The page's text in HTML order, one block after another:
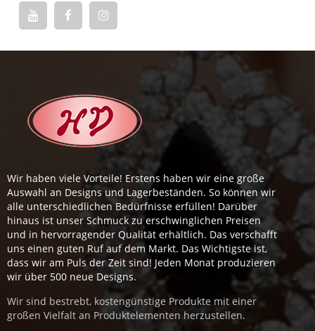
Wir haben viele Vorteile! Erstens haben wir eine große
Auswahl an Designs und Lagerbeständen. So können wir
alle unterschiedlichen Bedürfnisse erfüllen! Darüber
hinaus ist unser Schmuck zu erschwinglichen Preisen
und in hervorragender Qualität erhältlich. Das verschafft
uns einen guten Ruf auf dem Markt. Das Wichtigste ist,
dass wir am Puls der Zeit sind! Jeden Monat produzieren
wir über 500 neue Designs.
Wir sind bestrebt, kostengünstige Produkte mit einer
großen Vielfalt an Produktelementen herzustellen.